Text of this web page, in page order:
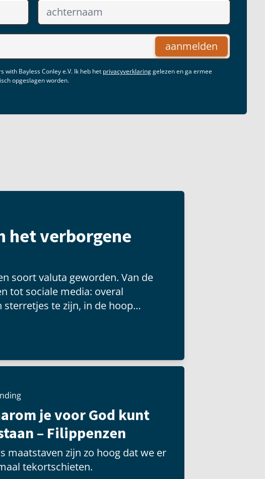
aanmelden
with Bayless Conley e.V. Ik heb het privacyverklaringgelezen en ga ermee
opgeslagen worden.
het verborgene
soort valuta geworden. Van de
tot sociale media: overal
te zijn, in de hoop
een groot publiek kunnen
je voor God kunt
– Filippenzen
maatstaven zijn zo hoog dat we er
tekortschieten.